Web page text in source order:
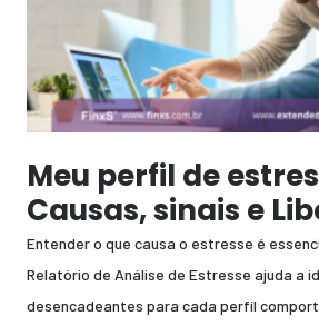
Meu perfil de
Causas, sinais e
Entender o que causa o estresse é
Relatório de Análise de Estresse ajuda a
desencadeantes para cada perfil